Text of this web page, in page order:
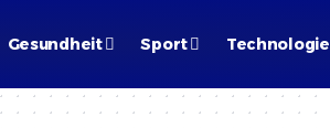
Gesundheit Sport Technologie